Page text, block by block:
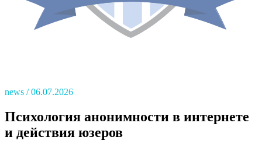
news 06.07.2026
Психология анонимности в интернете
и действия юзеров